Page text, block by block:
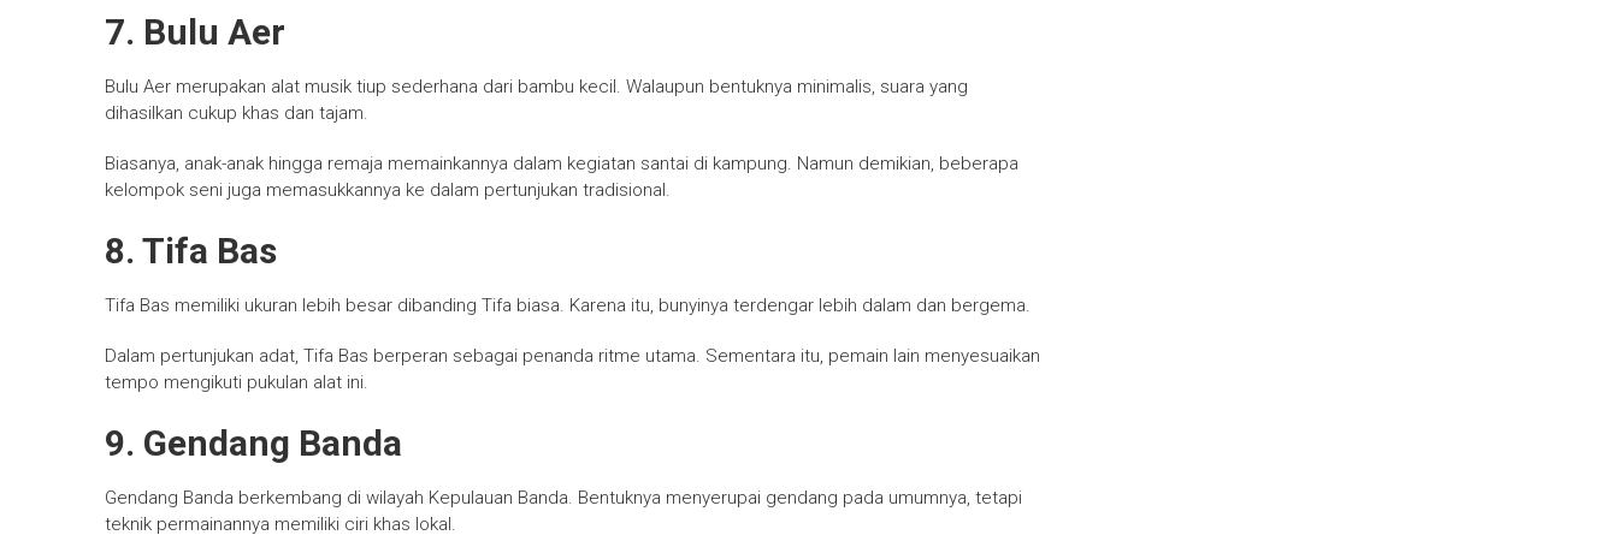
7. Bulu Aer
Bulu Aer merupakan alat musik tiup sederhana dari bambu kecil. Walaupun bentuknya minimalis, suara yang
dihasilkan cukup khas dan tajam.
Biasanya, anak-anak hingga remaja memainkannya dalam kegiatan santai di kampung. Namun demikian, beberapa
kelompok seni juga memasukkannya ke dalam pertunjukan tradisional.
8. Tifa Bas
Tifa Bas memiliki ukuran lebih besar dibanding Tifa biasa. Karena itu, bunyinya terdengar lebih dalam dan bergema.
Dalam pertunjukan adat, Tifa Bas berperan sebagai penanda ritme utama. Sementara itu, pemain lain menyesuaikan
tempo mengikuti pukulan alat ini.
9. Gendang Banda
Gendang Banda berkembang di wilayah Kepulauan Banda. Bentuknya menyerupai gendang pada umumnya, tetapi
teknik permainannya memiliki ciri khas lokal.